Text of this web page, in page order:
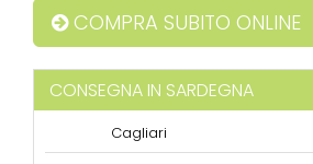
COMPRA SUBITO ONLINE
CONSEGNA IN SARDEGNA
Cagliari